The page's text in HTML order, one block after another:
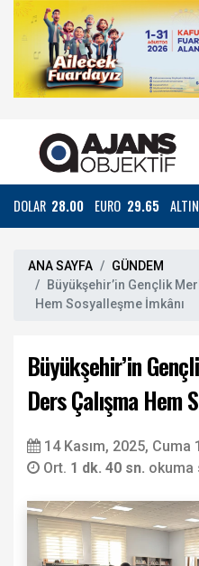
DOLAR 28.00 EURO 29.65 ALTIN
ANA SAYFA
GÜNDEM
Büyükşehir’in Gençlik
Hem Sosyalleşme İmkânı
Büyükşehir’in
Ders Çalışma Hem
14 Kasım, 2025, Cuma
Ort. 1 dk. 40 sn. okuma